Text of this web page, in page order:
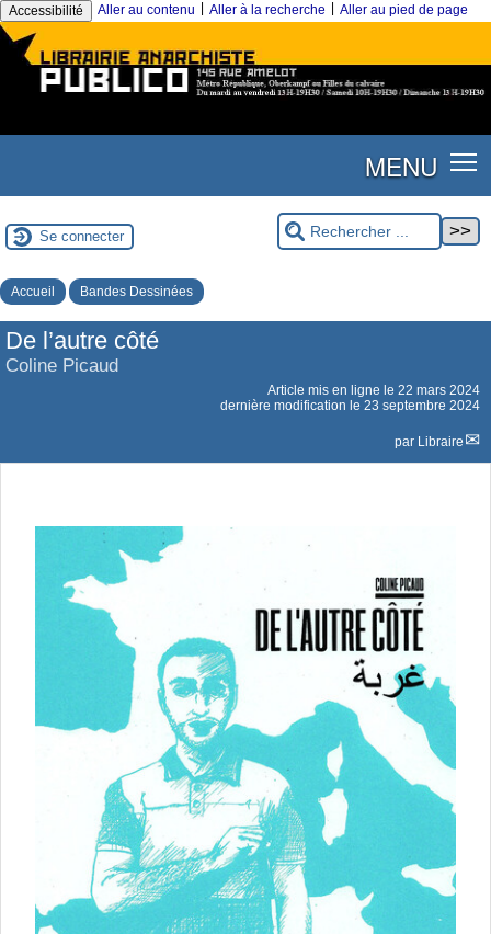
Accessibilité Aller au contenu Aller à la recherche Aller au pied de page
MENU
Se connecter
Accueil Bandes Dessinées
De l’autre côté
Coline Picaud
Article mis en ligne le 22 mars 2024
dernière modification le 23 septembre 2024
par Libraire